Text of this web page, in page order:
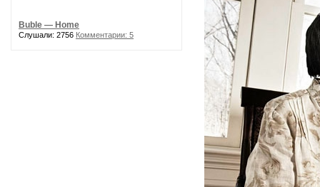
Buble — Home
Слушали: 2756 Комментарии: 5